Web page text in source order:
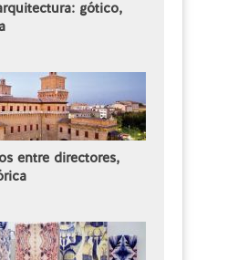
gótico,
entre directores,